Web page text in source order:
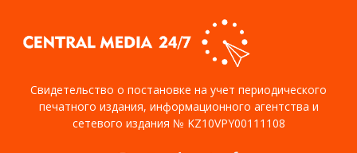
Свидетельство о постановке на учет периодического
печатного издания, информационного агентства и
сетевого издания № KZ10VPY00111108